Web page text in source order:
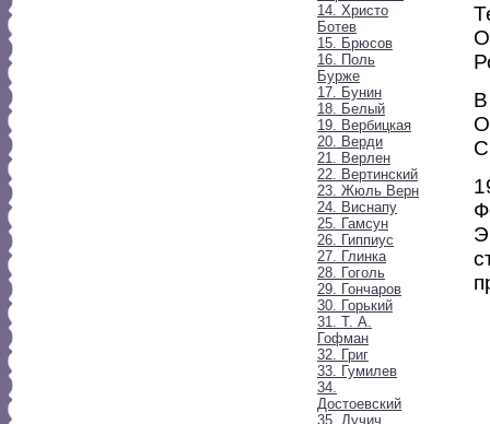
14. Христо
Ботев
15. Брюсов
16. Поль
Бурже
17. Бунин
18. Белый
19. Вербицкая
20. Верди
21. Верлен
22. Вертинский
23. Жюль Верн
24. Виснапу
25. Гамсун
26. Гиппиус
27. Глинка
28. Гоголь
29. Гончаров
30. Горький
31. Т. А.
Гофман
32. Григ
33. Гумилев
34.
Достоевский
35. Дучич